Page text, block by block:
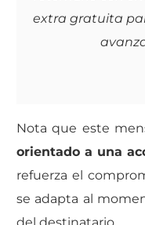
extra gratuita
Nota que este
orientado a una
refuerza el
se adapta al